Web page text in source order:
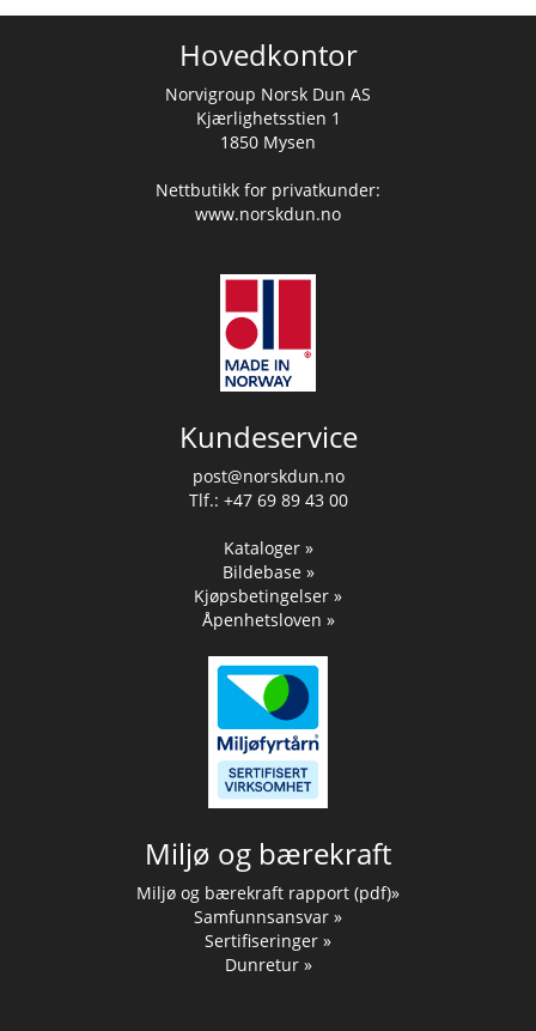
Hovedkontor
Norvigroup Norsk Dun AS
Kjærlighetsstien 1
1850 Mysen
Nettbutikk for privatkunder:
www.norskdun.no
Kundeservice
post@norskdun.no
Tlf.: +47 69 89 43 00
Kataloger »
Bildebase »
Kjøpsbetingelser »
Åpenhetsloven »
Miljø og bærekraft
Miljø og bærekraft rapport (pdf)»
Samfunnsansvar »
Sertifiseringer »
Dunretur »